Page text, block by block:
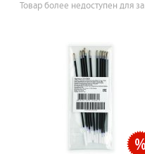
Товар более недоступен для